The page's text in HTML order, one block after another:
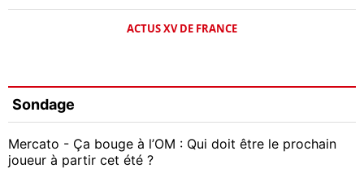
ACTUS XV DE FRANCE
Sondage
Mercato - Ça bouge à l’OM : Qui doit être le prochain
joueur à partir cet été ?